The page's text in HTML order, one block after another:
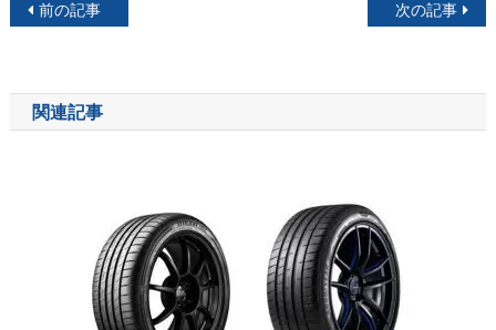
投
ナ
ビ
前の記事 次の記事
関連記事